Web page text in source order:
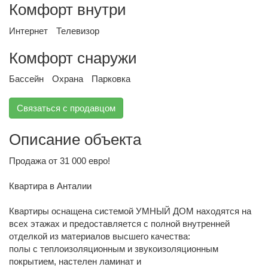
Комфорт внутри
Интернет Телевизор
Комфорт снаружи
Бассейн Охрана Парковка
Связаться с продавцом
Описание объекта
Продажа от 31 000 евро!
Квартира в Анталии
Квартиры оснащена системой УМНЫЙ ДОМ находятся на
всех этажах и предоставляется с полной внутренней
отделкой из материалов высшего качества:
полы с теплоизоляционным и звукоизоляционным
покрытием, настелен ламинат и